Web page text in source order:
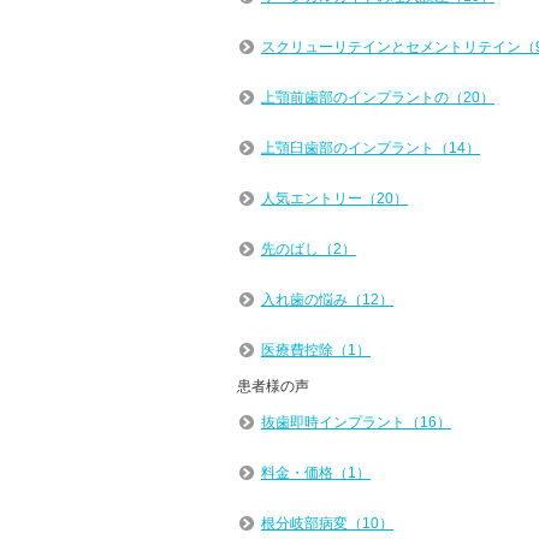
スクリューリテインとセメントリテイン（
上顎前歯部のインプラントの（20）
上顎臼歯部のインプラント（14）
人気エントリー（20）
先のばし（2）
入れ歯の悩み（12）
医療費控除（1）
患者様の声
抜歯即時インプラント（16）
料金・価格（1）
根分岐部病変（10）